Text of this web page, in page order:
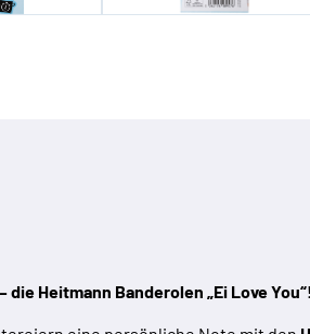
die Heitmann Banderolen „Ei Love